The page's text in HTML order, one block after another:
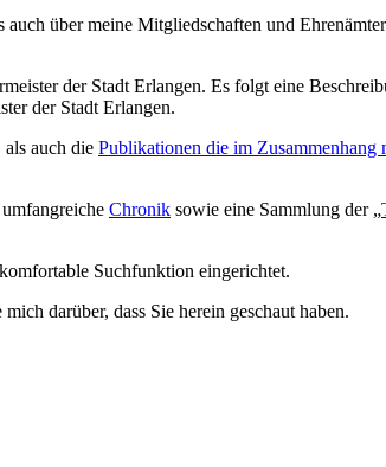
auch über meine Mitgliedschaften und
der Stadt Erlangen. Es folgt eine
der Stadt Erlangen.
als auch die Publikationen die im Zusammenhang
Chronik sowie eine Sammlung der „
Suchfunktion eingerichtet.
darüber, dass Sie herein geschaut haben.